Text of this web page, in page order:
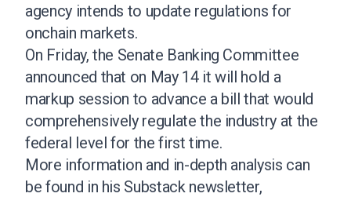
agency intends to update regulations for
onchain markets.
On Friday, the Senate Banking Committee
announced that on May 14 it will hold a
markup session to advance a bill that would
comprehensively regulate the industry at the
federal level for the first time.
More information and in-depth analysis can
be found in his Substack newsletter,